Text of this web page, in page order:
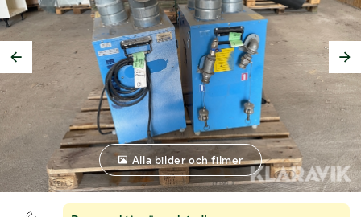
Alla bilder och filmer